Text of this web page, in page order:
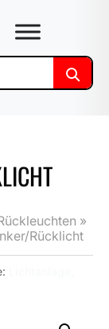
»
Rücklicht